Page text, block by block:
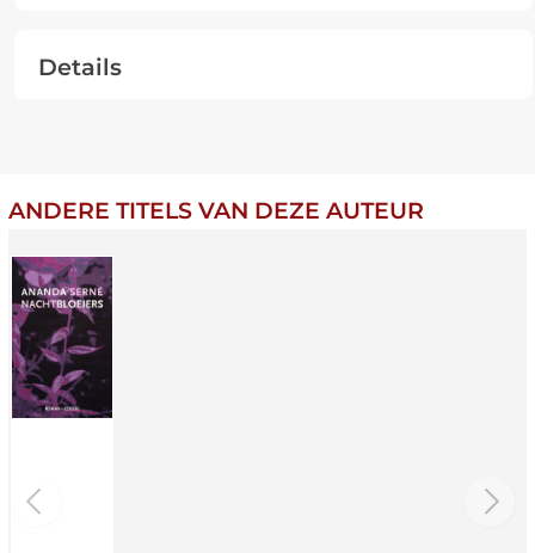
Details
ANDERE TITELS VAN DEZE AUTEUR